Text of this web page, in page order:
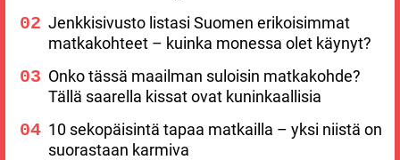
Jenkkisivusto listasi Suomen erikoisimmat
matkakohteet – kuinka monessa olet käynyt?
Onko tässä maailman suloisin matkakohde?
Tällä saarella kissat ovat kuninkaallisia
10 sekopäisintä tapaa matkailla – yksi niistä on
suorastaan karmiva